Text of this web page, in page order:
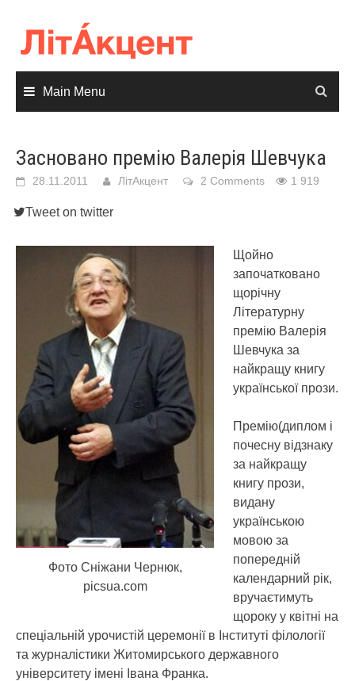
content
Main Menu
Засновано премію Валерія Шевчука
28.11.2011 ЛітАкцент 2 Comments 1 919
Tweet on twitter
Фото Сніжани Чернюк,
picsua.com
Щойно
започатковано
щорічну
Літературну
премію Валерія
Шевчука за
найкращу книгу
української прози.
Премію(диплом і
почесну відзнаку
за найкращу
книгу прози,
видану
українською
мовою за
попередній
календарний рік,
вручаєтимуть
щороку у квітні на
спеціальній урочистій церемонії в Інституті філології
та журналістики Житомирського державного
університету імені Івана Франка.